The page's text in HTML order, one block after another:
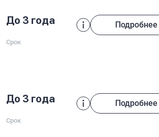
До 3 года
Срок
Подробнее
До 3 года
Срок
Подробнее